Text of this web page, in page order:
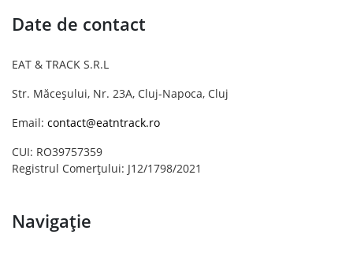
Date de contact
EAT & TRACK S.R.L
Str. Măceșului, Nr. 23A, Cluj-Napoca, Cluj
Email: contact@eatntrack.ro
CUI: RO39757359
Registrul Comerțului: J12/1798/2021
Navigație